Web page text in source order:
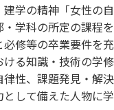
学の精神「女性の
学科の所定の課程
修等の卒業要件を
る知識・技術の学
性、課題発見・解
して備えた人物に